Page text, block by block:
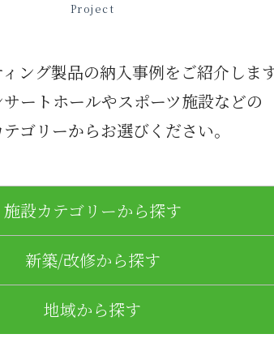
Project
ング製品の納入事例をご紹介します
ートホールやスポーツ施設などの
ゴリーからお選びください。
施設カテゴリーから探す
新築/改修から探す
地域から探す